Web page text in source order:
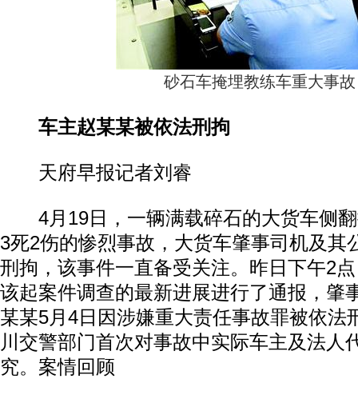
砂石车掩埋教练车重大事故
车主赵某某被依法刑拘
天府早报记者刘睿
4月19日，一辆满载碎石的大货车侧翻
3死2伤的惨烈事故，大货车肇事司机及其
刑拘，该事件一直备受关注。昨日下午2
该起案件调查的最新进展进行了通报，肇
某某5月4日因涉嫌重大责任事故罪被依法
川交警部门首次对事故中实际车主及法人
究。案情回顾